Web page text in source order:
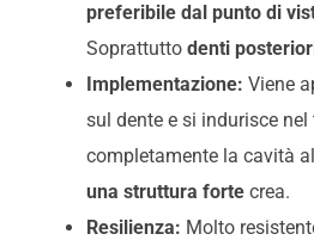
preferibile dal punto di
Soprattutto denti
Implementazione: Viene
sul dente e si indurisce
completamente la cavità
una struttura forte crea.
Resilienza: Molto